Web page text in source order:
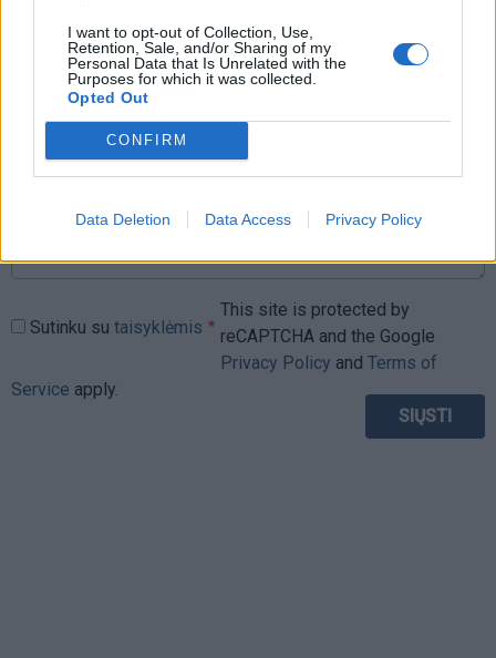
I want to opt-out of Collection, Use,
Retention, Sale, and/or Sharing of my
Personal Data that Is Unrelated with the
Purposes for which it was collected.
Opted Out
CONFIRM
Data Deletion Data Access Privacy Policy
Komentaras
Sutinku su taisyklėmis
This site is protected by
reCAPTCHA and the Google
Privacy Policy and Terms of
Service apply.